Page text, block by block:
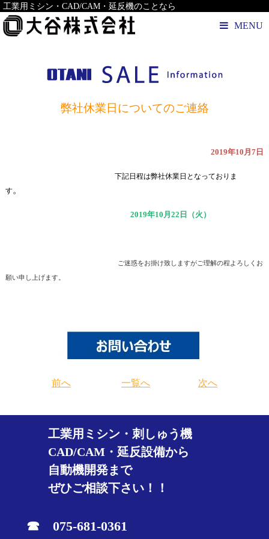
工業用ミシン・CAD/CAM・延反機のことなら
MENU
弊社休業日についてのご連絡
2019年10月7日
下記日程は弊社休業日となっておりま
す。
2019年10月22日（火）
ご迷惑をお掛け致しますがご理解の程 よろしくお
願い申し上げます。
前へ 一覧へ 次へ
工業用ミシン・刺しゅう機
CAD/CAM・延反設備から
自動機開発まで
ぜひご相談下さい！！
☎ 075-681-0361